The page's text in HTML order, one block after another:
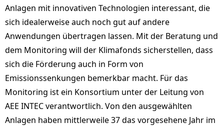
Anlagen mit innovativen Technologien interessant, die
sich idealerweise auch noch gut auf andere
Anwendungen übertragen lassen. Mit der Beratung und
dem Monitoring will der Klimafonds sicherstellen, dass
sich die Förderung auch in Form von
Emissionssenkungen bemerkbar macht. Für das
Monitoring ist ein Konsortium unter der Leitung von
AEE INTEC verantwortlich. Von den ausgewählten
Anlagen haben mittlerweile 37 das vorgesehene Jahr im